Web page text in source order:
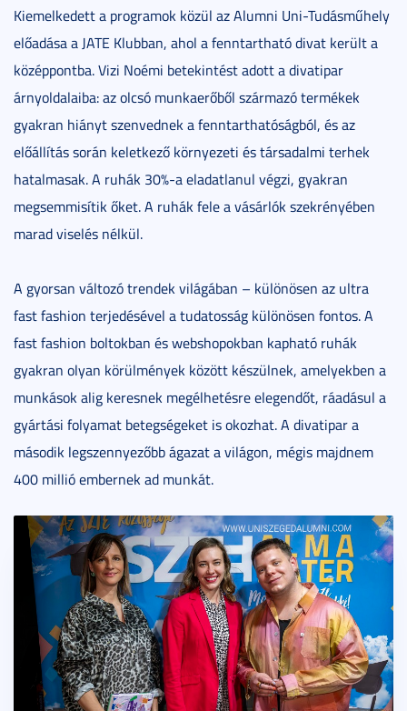
Kiemelkedett a programok közül az Alumni Uni-Tudásműhely
előadása a JATE Klubban, ahol a fenntartható divat került a
középpontba. Vizi Noémi betekintést adott a divatipar
árnyoldalaiba: az olcsó munkaerőből származó termékek
gyakran hiányt szenvednek a fenntarthatóságból, és az
előállítás során keletkező környezeti és társadalmi terhek
hatalmasak. A ruhák 30%-a eladatlanul végzi, gyakran
megsemmisítik őket. A ruhák fele a vásárlók szekrényében
marad viselés nélkül.
A gyorsan változó trendek világában – különösen az ultra
fast fashion terjedésével a tudatosság különösen fontos. A
fast fashion boltokban és webshopokban kapható ruhák
gyakran olyan körülmények között készülnek, amelyekben a
munkások alig keresnek megélhetésre elegendőt, ráadásul a
gyártási folyamat betegségeket is okozhat. A divatipar a
második legszennyezőbb ágazat a világon, mégis majdnem
400 millió embernek ad munkát.